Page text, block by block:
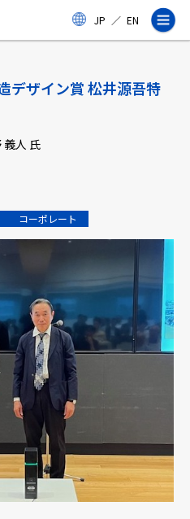
JP ／ EN
デザイン賞 松井源吾特
人 氏
コーポレート